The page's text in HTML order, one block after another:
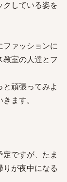
クしている姿を
ファッションに
室の人達とフ
頑張ってみよ
ます。
ですが、たま
が夜中になる